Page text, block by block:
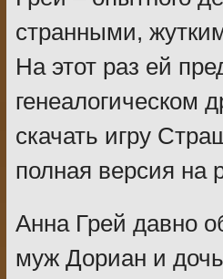
странными,
На этот раз ей
генеалогическом
скачать игру
полная версия на
Анна Грей давно
муж Дориан и